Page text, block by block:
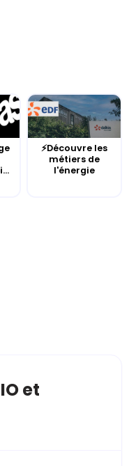
⚡Découvre les
métiers de
l'énergie
et